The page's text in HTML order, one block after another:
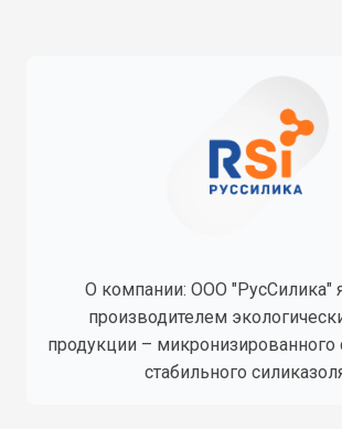
О компании: ООО "РусСилика"
производителем
продукции – микронизированного
стабильного